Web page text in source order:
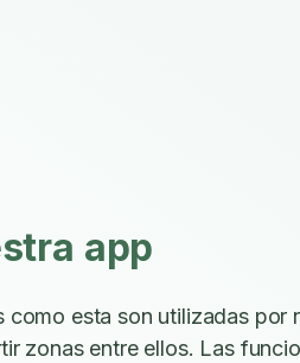
app
como esta son utilizadas por
zonas entre ellos. Las